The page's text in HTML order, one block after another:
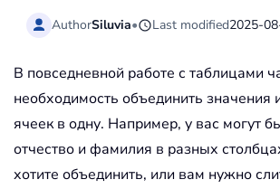
AuthorSiluvia• Last modified2025-
В повседневной работе с таблицами
необходимость объединить значения
ячеек в одну. Например, у вас могут
отчество и фамилия в разных
хотите объединить, или вам нужно